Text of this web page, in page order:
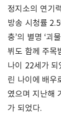
정지소의 연기
방송 시청률
충’의 별명 ‘괴
뷔도 함께 주목
나이 22세가 되
린 나이에 배우
였으며 지난해
가 되었다.